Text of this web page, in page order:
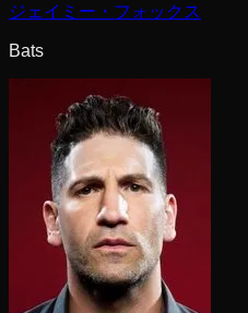
ジェイミー・フォックス
Bats